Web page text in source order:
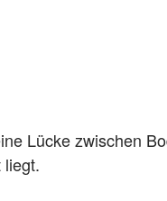
Lücke zwischen
liegt.